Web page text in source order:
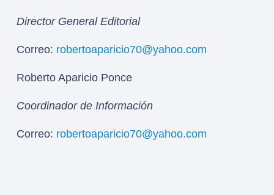
Director General Editorial
Correo: robertoaparicio70@yahoo.com
Roberto Aparicio Ponce
Coordinador de Información
Correo: robertoaparicio70@yahoo.com